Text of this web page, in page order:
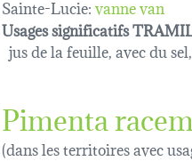
Sainte-Lucie:vanne van
Usages significatifs
jus de la feuille, avec du
Pimenta
(dans les territoires avec